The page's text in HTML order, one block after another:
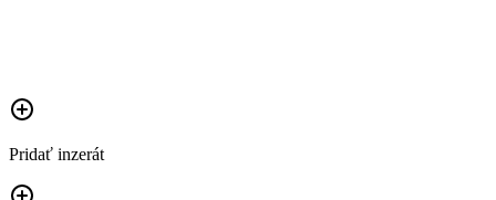
Pridať inzerát